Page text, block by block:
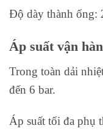
Độ dày thành ống:
Áp suất vận
Trong toàn dải
đến 6 bar.
Áp suất tối đa phụ